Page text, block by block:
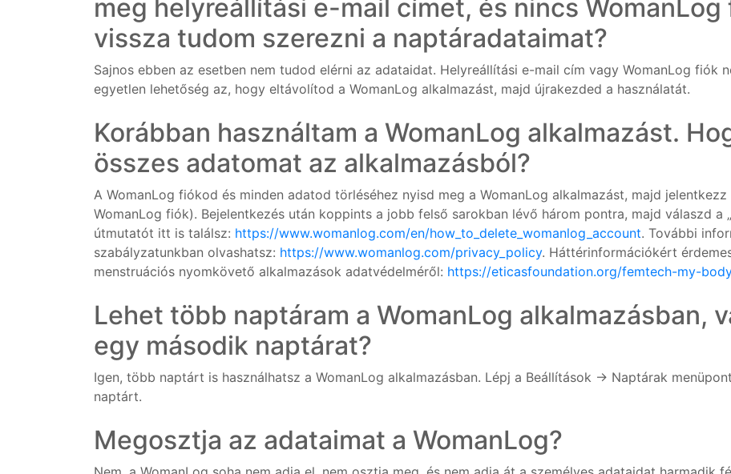
meg helyreállítási e-mail címet, és nincs
vissza tudom szerezni a naptáradataimat?
Sajnos ebben az esetben nem tudod elérni az adataidat. Helyreállítási e-mail cím vagy WomanLog fiók
egyetlen lehetőség az, hogy eltávolítod a WomanLog alkalmazást, majd újrakezded a használatát.
Korábban használtam a WomanLog alkalmazást.
összes adatomat az alkalmazásból?
A WomanLog fiókod és minden adatod törléséhez nyisd meg a WomanLog alkalmazást, majd
WomanLog fiók). Bejelentkezés után koppints a jobb felső sarokban lévő három pontra, majd válaszd a
útmutatót itt is találsz: https://www.womanlog.com/en/how_to_delete_womanlog_account. További
szabályzatunkban olvashatsz: https://www.womanlog.com/privacy_policy. Háttérinformációkért
menstruációs nyomkövető alkalmazások adatvédelméről: https://eticasfoundation.org/femtech-my-
Lehet több naptáram a WomanLog alkalmazásban,
egy második naptárat?
Igen, több naptárt is használhatsz a WomanLog alkalmazásban. Lépj a Beállítások → Naptárak
naptárt.
Megosztja az adataimat a WomanLog?